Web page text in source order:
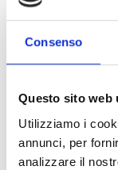
Consenso
Questo sito web
Utilizziamo i
annunci, per
analizzare il
Los
espacios
en edificios